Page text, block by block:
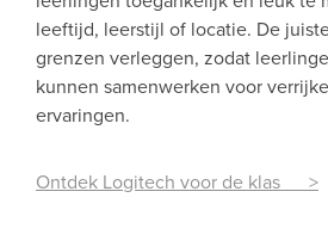
leeftijd, leerstijl of locatie. De
grenzen verleggen, zodat
kunnen samenwerken voor
ervaringen.
Ontdek Logitech voor de klas >